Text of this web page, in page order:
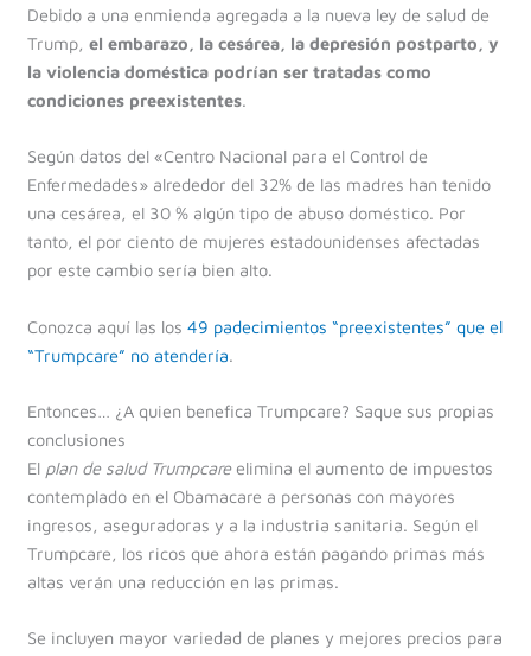
Debido a una enmienda agregada a la nueva ley de salud de
Trump, el embarazo, la cesárea, la depresión postparto, y
la violencia doméstica podrían ser tratadas como
condiciones preexistentes.
Según datos del «Centro Nacional para el Control de
Enfermedades» alrededor del 32% de las madres han tenido
una cesárea, el 30 % algún tipo de abuso doméstico. Por
tanto, el por ciento de mujeres estadounidenses afectadas
por este cambio sería bien alto.
Conozca aquí las los 49 padecimientos “preexistentes” que el
“Trumpcare” no atendería.
Entonces… ¿A quien benefica Trumpcare? Saque sus propias
conclusiones
El plan de salud Trumpcareelimina el aumento de impuestos
contemplado en el Obamacare a personas con mayores
ingresos, aseguradoras y a la industria sanitaria. Según el
Trumpcare, los ricos que ahora están pagando primas más
altas verán una reducción en las primas.
Se incluyen mayor variedad de planes y mejores precios para